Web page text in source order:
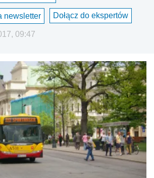
newsletter Dołącz do ekspertów
09:47